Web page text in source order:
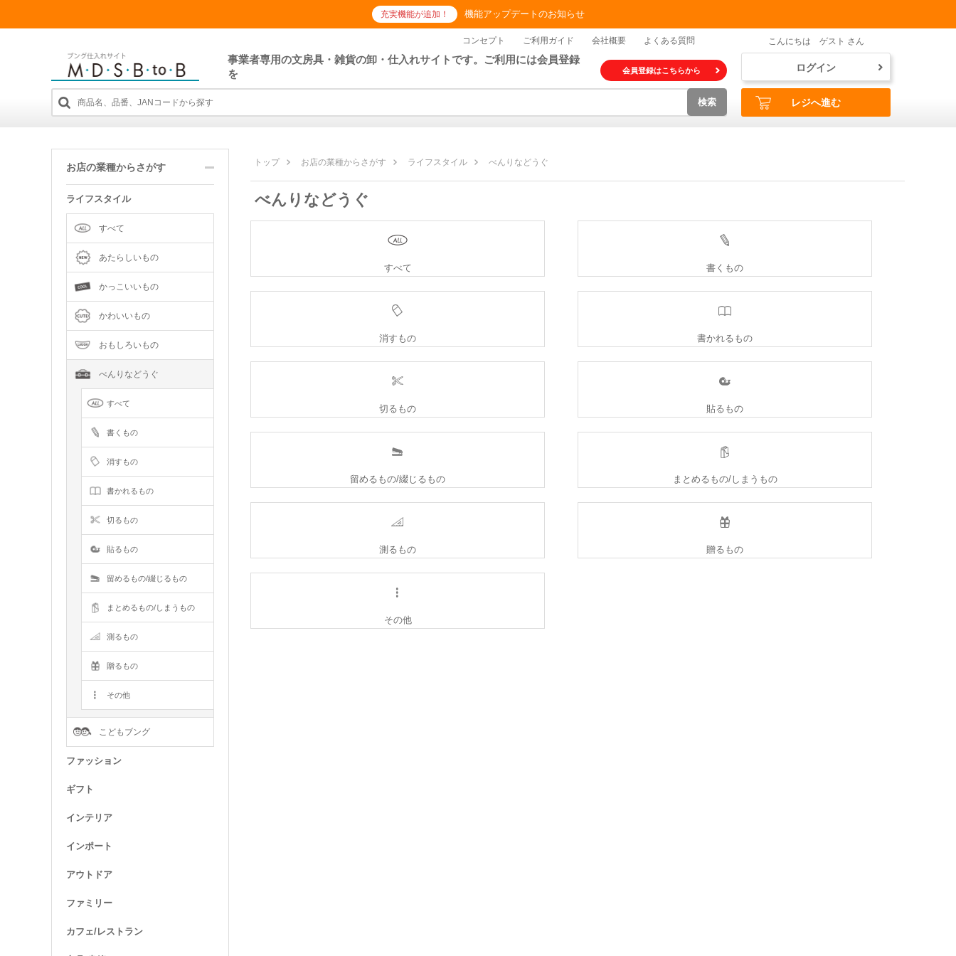
充実機能が追加！ 機能アップデートのお知らせ
コンセプト ご利用ガイド 会社概要 よくある質問
事業者専用の文房具・雑貨の卸・仕入れサイトです。ご利用には会員登録
を
会員登録はこちらから
検索
こんにちは ゲスト さん
ログイン
レジへ進む
トップ お店の業種からさがす ライフスタイル べんりなどうぐ
べんりなどうぐ
すべて 書くもの
消すもの 書かれるもの
切るもの 貼るもの
留めるもの/綴じるもの まとめるもの/しまうもの
測るもの 贈るもの
その他
お店の業種からさがす
ライフスタイル
すべて
あたらしいもの
かっこいいもの
かわいいもの
おもしろいもの
べんりなどうぐ
すべて
書くもの
消すもの
書かれるもの
切るもの
貼るもの
留めるもの/綴じるもの
まとめるもの/しまうもの
測るもの
贈るもの
その他
こどもブング
ファッション
ギフト
インテリア
インポート
アウトドア
ファミリー
カフェ/レストラン